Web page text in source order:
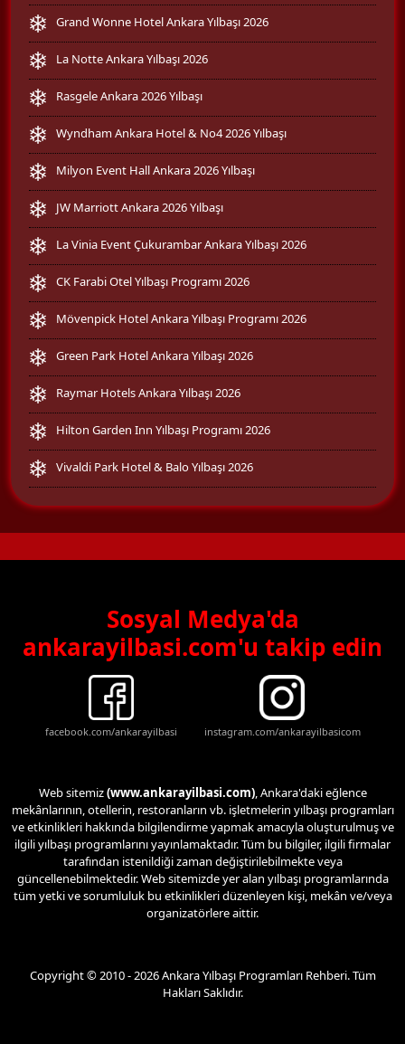
Grand Wonne Hotel Ankara Yılbaşı 2026
La Notte Ankara Yılbaşı 2026
Rasgele Ankara 2026 Yılbaşı
Wyndham Ankara Hotel & No4 2026 Yılbaşı
Milyon Event Hall Ankara 2026 Yılbaşı
JW Marriott Ankara 2026 Yılbaşı
La Vinia Event Çukurambar Ankara Yılbaşı 2026
CK Farabi Otel Yılbaşı Programı 2026
Mövenpick Hotel Ankara Yılbaşı Programı 2026
Green Park Hotel Ankara Yılbaşı 2026
Raymar Hotels Ankara Yılbaşı 2026
Hilton Garden Inn Yılbaşı Programı 2026
Vivaldi Park Hotel & Balo Yılbaşı 2026
Sosyal Medya'da
ankarayilbasi.com'u takip edin
facebook.com/ankarayilbasi instagram.com/ankarayilbasicom
Web sitemiz(www.ankarayilbasi.com), Ankara'daki eğlence
mekânlarının, otellerin, restoranların vb. işletmelerin yılbaşı programları
ve etkinlikleri hakkında bilgilendirme yapmak amacıyla oluşturulmuş ve
ilgili yılbaşı programlarını yayınlamaktadır. Tüm bu bilgiler, ilgili firmalar
tarafından istenildiği zaman değiştirilebilmekte veya
güncellenebilmektedir. Web sitemizde yer alan yılbaşı programlarında
tüm yetki ve sorumluluk bu etkinlikleri düzenleyen kişi, mekân ve/veya
organizatörlere aittir.
Copyright © 2010 - 2026 Ankara Yılbaşı Programları Rehberi. Tüm
Hakları Saklıdır.